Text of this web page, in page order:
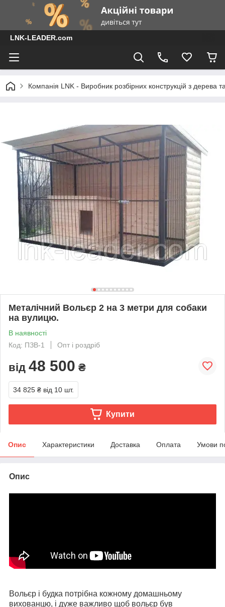
LNK-LEADER.com
Компанія LNK - Виробник розбірних конструкцій з дерева
Металічний Вольєр 2 на 3 метри для собаки
на вулицю.
В наявності
Код: ПЗВ-1
Опт і роздріб
від 48 500 ₴
34 825 ₴ від 10 шт.
Купити
Опис Характеристики Доставка Оплата Умови
Опис
Вольєр і будка потрібна кожному домашньому
вихованцю, і дуже важливо щоб вольєр був